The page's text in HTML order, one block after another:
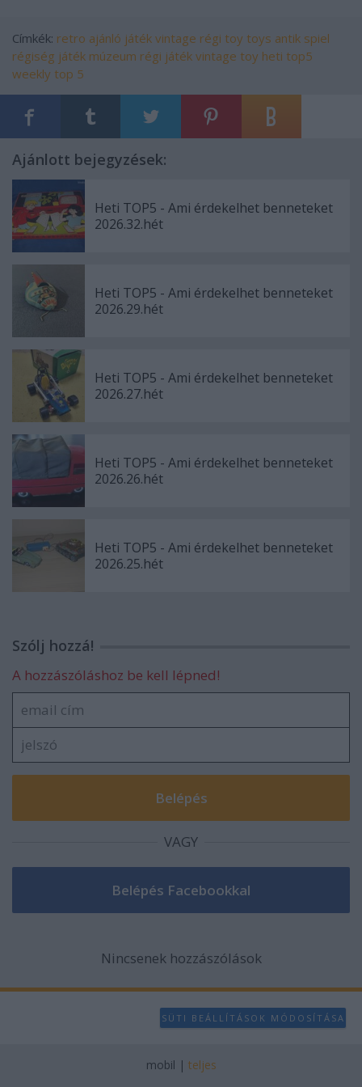
Címkék: retro ajánló játék vintage régi toy toys antik spiel
régiség játék múzeum régi játék vintage toy heti top5
weekly top 5
Ajánlott bejegyzések:
Heti TOP5 - Ami érdekelhet benneteket
2026.32.hét
Heti TOP5 - Ami érdekelhet benneteket
2026.29.hét
Heti TOP5 - Ami érdekelhet benneteket
2026.27.hét
Heti TOP5 - Ami érdekelhet benneteket
2026.26.hét
Heti TOP5 - Ami érdekelhet benneteket
2026.25.hét
Szólj hozzá!
A hozzászóláshoz be kell lépned!
VAGY
Nincsenek hozzászólások
SÜTI BEÁLLÍTÁSOK MÓDOSÍTÁSA
mobil | teljes